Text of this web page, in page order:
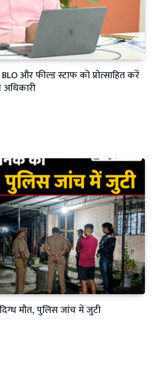
और फील्ड स्टाफ को प्रोत्साहित करें
मौत, पुलिस जांच में जुटी